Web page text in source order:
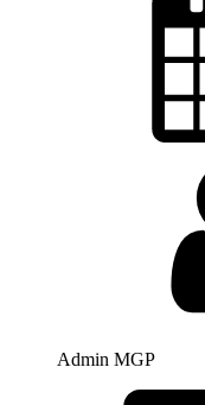
Admin MGP